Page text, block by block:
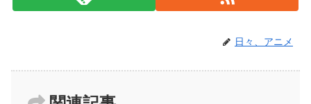
日々、アニメ